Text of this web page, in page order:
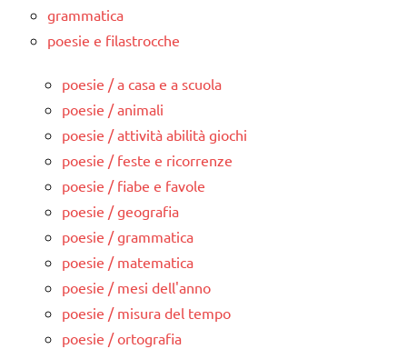
grammatica
poesie e filastrocche
poesie / a casa e a scuola
poesie / animali
poesie / attività abilità giochi
poesie / feste e ricorrenze
poesie / fiabe e favole
poesie / geografia
poesie / grammatica
poesie / matematica
poesie / mesi dell'anno
poesie / misura del tempo
poesie / ortografia